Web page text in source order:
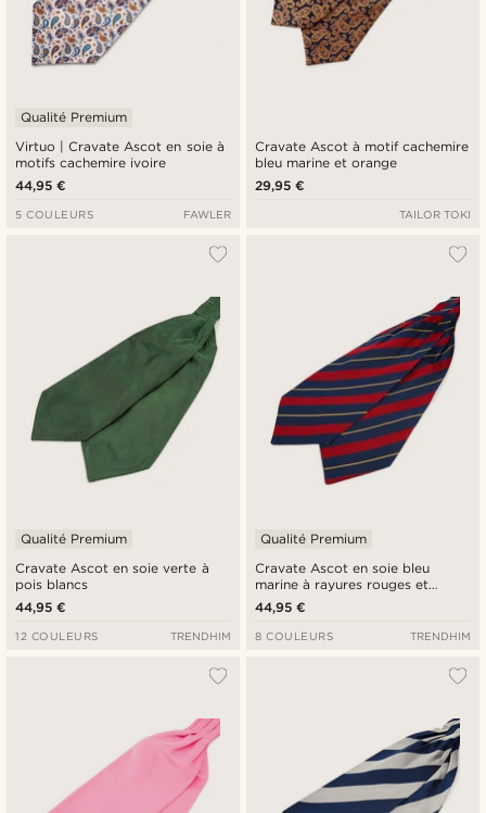
Virtuo | Cravate Ascot en soie à
motifs cachemire ivoire
Qualité Premium
44,95 €
5 COULEURS FAWLER
Cravate Ascot à motif cachemire
bleu marine et orange
29,95 €
TAILOR TOKI
Cravate Ascot en soie verte à
pois blancs
Qualité Premium
44,95 €
12 COULEURS TRENDHIM
Cravate Ascot en soie bleu
marine à rayures rouges et
dorées
Qualité Premium
44,95 €
8 COULEURS TRENDHIM